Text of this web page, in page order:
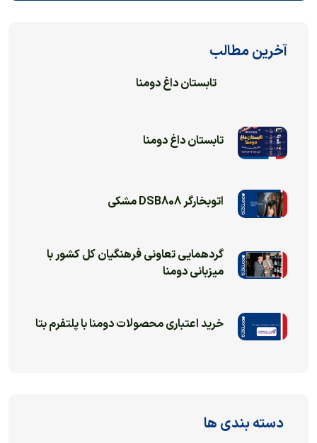
آخرین مطالب
تابستان داغ دومنا
تابستان داغ دومنا
اتوبخارگر DSB808 مشکی
گردهمایی تعاونی فرهنگیان کل کشور با
میزبانی دومنا
خرید اعتباری محصولات دومنا با پلتفرم بتا
دسته بندی ها